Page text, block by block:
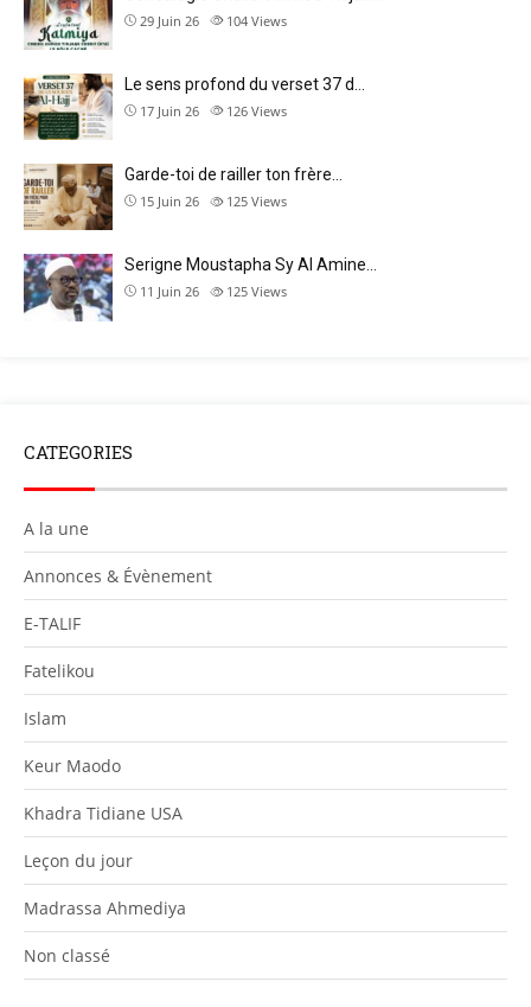
29 Juin 26 104 Views
Le sens profond du verset 37 d…
17 Juin 26 126 Views
Garde-toi de railler ton frère…
15 Juin 26 125 Views
Serigne Moustapha Sy Al Amine…
11 Juin 26 125 Views
CATEGORIES
A la une
Annonces & Évènement
E-TALIF
Fatelikou
Islam
Keur Maodo
Khadra Tidiane USA
Leçon du jour
Madrassa Ahmediya
Non classé